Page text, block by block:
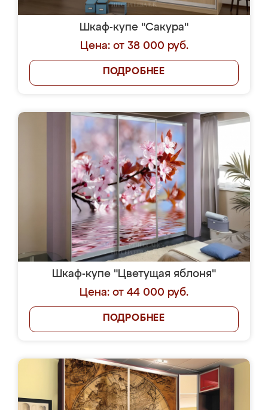
Шкаф-купе "Сакура"
Цена: от 38 000 руб.
ПОДРОБНЕЕ
Шкаф-купе "Цветущая яблоня"
Цена: от 44 000 руб.
ПОДРОБНЕЕ